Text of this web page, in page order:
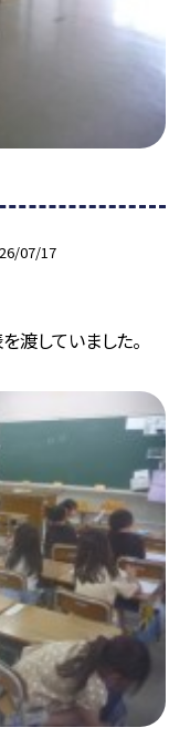
07/17
渡していました。